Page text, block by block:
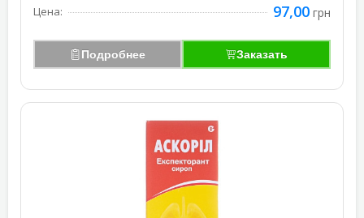
Цена: 97,00 грн
Подробнее Заказать